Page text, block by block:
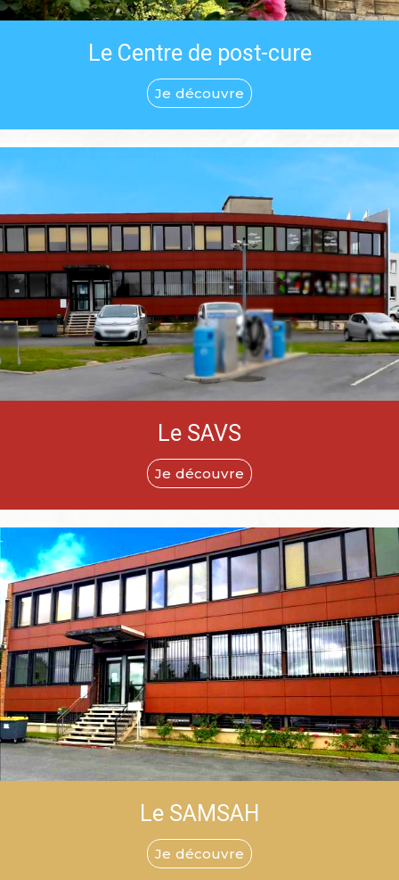
Le Centre de post-cure
Je découvre
Le SAVS
Je découvre
Le SAMSAH
Je découvre